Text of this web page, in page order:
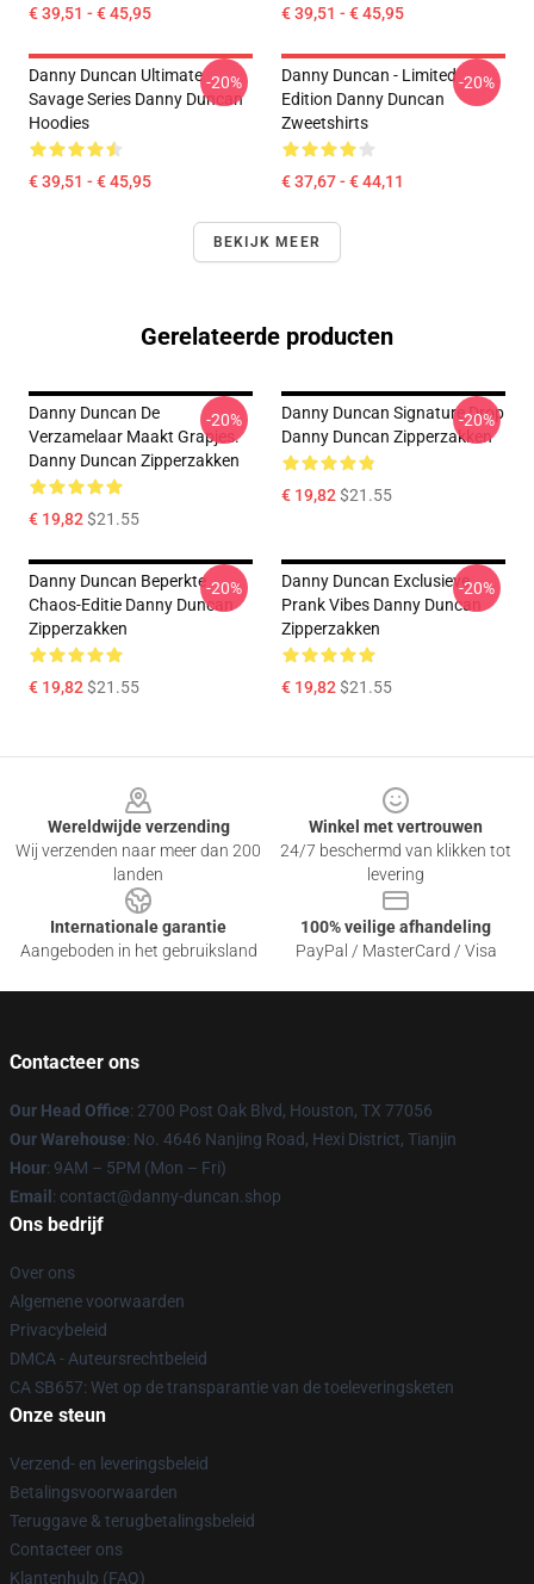
€ 39,51 - € 45,95 € 39,51 - € 45,95
Danny Duncan Ultimate
Savage Series Danny Duncan
Hoodies
€ 39,51 - € 45,95
-20%
Danny Duncan - Limited
Edition Danny Duncan
Zweetshirts
€ 37,67 - € 44,11
-20%
BEKIJK MEER
Gerelateerde producten
Danny Duncan De
Verzamelaar Maakt Grapjes.
Danny Duncan Zipperzakken
€ 19,82$21.55
-20%
Danny Duncan Signature Drop
Danny Duncan Zipperzakken
€ 19,82$21.55
-20%
Danny Duncan Beperkte
Chaos-Editie Danny Duncan
Zipperzakken
€ 19,82$21.55
-20%
Danny Duncan Exclusieve
Prank Vibes Danny Duncan
Zipperzakken
€ 19,82$21.55
-20%
Wereldwijde verzending
Wij verzenden naar meer dan 200
landen
Winkel met vertrouwen
24/7 beschermd van klikken tot
levering
Internationale garantie
Aangeboden in het gebruiksland
100% veilige afhandeling
PayPal / MasterCard / Visa
Contacteer ons
Our Head Office: 2700 Post Oak Blvd, Houston, TX 77056
Our Warehouse: No. 4646 Nanjing Road, Hexi District, Tianjin
Hour: 9AM – 5PM (Mon – Fri)
Email : contact@danny-duncan.shop
Ons bedrijf
Over ons
Algemene voorwaarden
Privacybeleid
DMCA - Auteursrechtbeleid
CA SB657: Wet op de transparantie van de toeleveringsketen
Onze steun
Verzend- en leveringsbeleid
Betalingsvoorwaarden
Teruggave & terugbetalingsbeleid
Contacteer ons
Klantenhulp (FAQ)